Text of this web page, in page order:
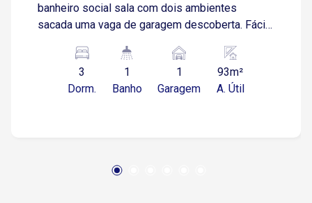
banheiro social sala com dois ambientes
sacada uma vaga de garagem descoberta. Fácil
Avenida General Carneiro, a Avenida Santa Cruz,
a Avenida Luiz Mendes de Almeida, a Avenida
Américo de Carvalho, a Avenida Américo
Lopes Supermercado e á 4 minutos do Parque
3
Dorm.
1
Banho
1
Garagem
93m²
A. Útil